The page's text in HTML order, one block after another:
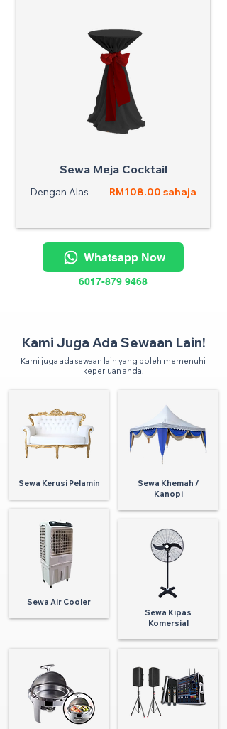
Sewa Meja Cocktail
Dengan Alas RM108.00 sahaja
Whatsapp Now
6017-879 9468
Kami Juga Ada Sewaan Lain!
Kami juga ada sewaan lain yang boleh memenuhi
keperluan anda.
Sewa Kerusi Pelamin
Sewa Air Cooler
Sewa Khemah /
Kanopi
Sewa Kipas
Komersial